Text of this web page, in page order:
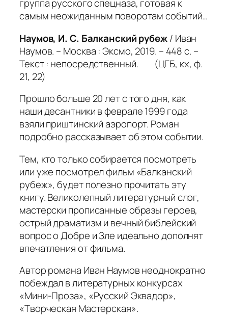
группа русского спецназа, готовая к
самым неожиданным поворотам событий…
Наумов, И. С. Балканский рубеж/ Иван
Наумов. – Москва : Эксмо, 2019. – 448 с. –
Текст : непосредственный. (ЦГБ, кх, ф.
21, 22)
Прошло больше 20 лет с того дня, как
наши десантники в феврале 1999 года
взяли приштинский аэропорт. Роман
подробно рассказывает об этом событии.
Тем, кто только собирается посмотреть
или уже посмотрел фильм «Балканский
рубеж», будет полезно прочитать эту
книгу. Великолепный литературный слог,
мастерски прописанные образы героев,
острый драматизм и вечный библейский
вопрос о Добре и Зле идеально дополнят
впечатления от фильма.
Автор романа Иван Наумов неоднократно
побеждал в литературных конкурсах
«Мини-Проза», «Русский Эквадор»,
«Творческая Мастерская».